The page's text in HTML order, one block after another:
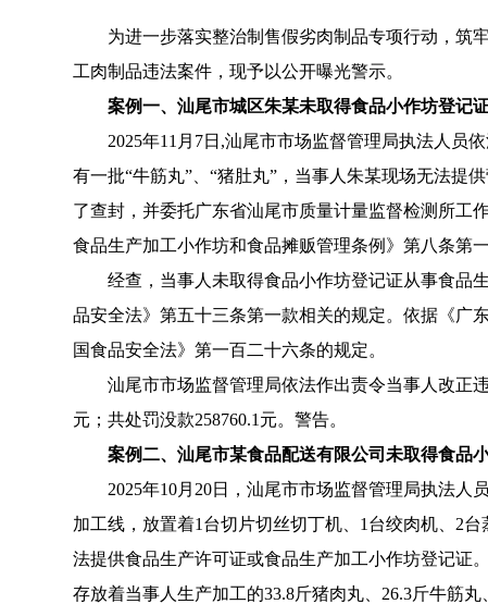
为进一步落实整治制售假劣肉制品专项行动，筑牢
工肉制品违法案件，现予以公开曝光警示。
案例一、汕尾市城区朱某未取得食品小作坊登记
2025年11月7日,汕尾市市场监督管理局执法人员依
有一批“牛筋丸”、“猪肚丸”，当事人朱某现场无法提
了查封，并委托广东省汕尾市质量计量监督检测所工
食品生产加工小作坊和食品摊贩管理条例》第八条第
经查，当事人未取得食品小作坊登记证从事食品生
品安全法》第五十三条第一款相关的规定。依据《广
国食品安全法》第一百二十六条的规定。
汕尾市市场监督管理局依法作出责令当事人改正违
元；共处罚没款258760.1元。警告。
案例二、汕尾市某食品配送有限公司未取得食品
2025年10月20日，汕尾市市场监督管理局执法人
加工线，放置着1台切片切丝切丁机、1台绞肉机、2
法提供食品生产许可证或食品生产加工小作坊登记证
存放着当事人生产加工的33.8斤猪肉丸、26.3斤牛筋